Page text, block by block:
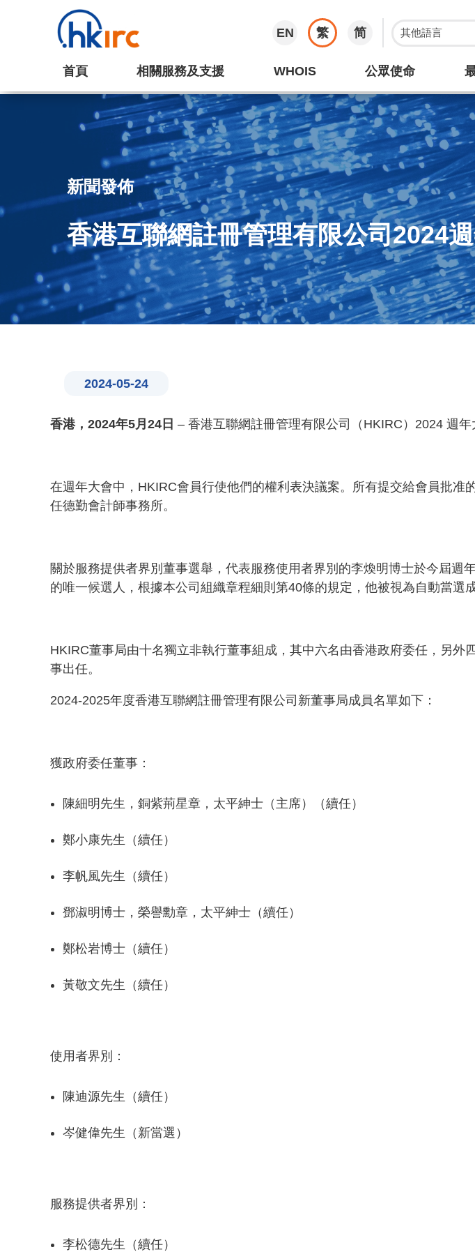
EN 繁 简
首頁 相關服務及支援 WHOIS 公眾使命
新聞發佈
香港互聯網註冊管理有限公司2024
2024-05-24
香港， 2024年5月24日 – 香港互聯網註冊管理有限公司（HKIRC）2024 週年
在週年大會中，HKIRC會員行使他們的權利表決議案。所有提交給會員批
任德勤會計師事務所。
關於服務提供者界別董事選舉，代表服務使用者界別的李煥明博士於今屆
的唯一候選人，根據本公司組織章程細則第40條的規定，他被視為自動當選
HKIRC董事局由十名獨立非執行董事組成，其中六名由香港政府委任，另
事出任。
2024-2025年度香港互聯網註冊管理有限公司新董事局成員名單如下：
獲政府委任董事：
陳細明先生，銅紫荊星章，太平紳士（主席）（續任）
鄭小康先生（續任）
李帆風先生（續任）
鄧淑明博士，榮譽勳章，太平紳士（續任）
鄭松岩博士（續任）
黃敬文先生（續任）
使用者界別：
陳迪源先生（續任）
岑健偉先生（新當選）
服務提供者界別：
李松德先生（續任）